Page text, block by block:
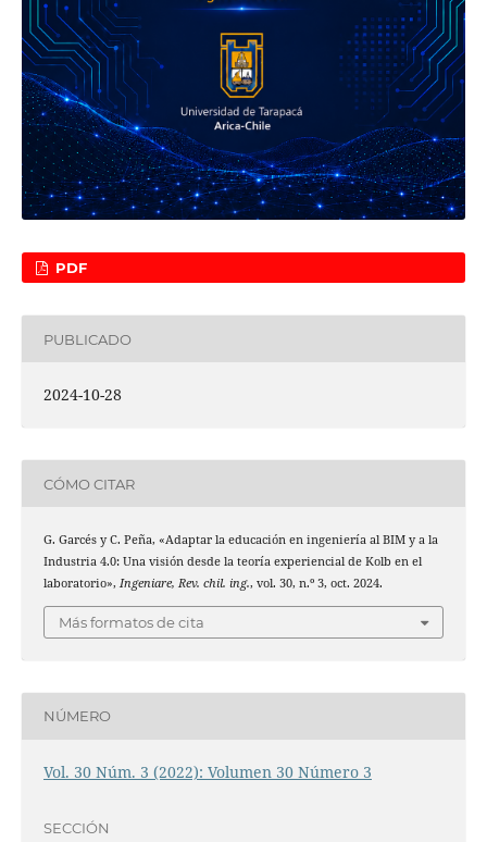
PDF
PUBLICADO
2024-10-28
CÓMO CITAR
G. Garcés y C. Peña, «Adaptar la educación en ingeniería al BIM y a la
Industria 4.0: Una visión desde la teoría experiencial de Kolb en el
laboratorio», Ingeniare, Rev. chil. ing., vol. 30, n.º 3, oct. 2024.
Más formatos de cita
NÚMERO
Vol. 30 Núm. 3 (2022): Volumen 30 Número 3
SECCIÓN